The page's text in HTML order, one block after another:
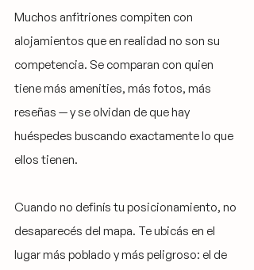
Muchos anfitriones compiten con
alojamientos que en realidad no son su
competencia. Se comparan con quien
tiene más amenities, más fotos, más
reseñas — y se olvidan de que hay
huéspedes buscando exactamente lo que
ellos tienen.
Cuando no definís tu posicionamiento, no
desaparecés del mapa. Te ubicás en el
lugar más poblado y más peligroso: el de